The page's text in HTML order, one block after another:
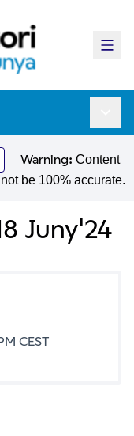
Main
Warning: Content
be 100% accurate.
Juny'24
CEST